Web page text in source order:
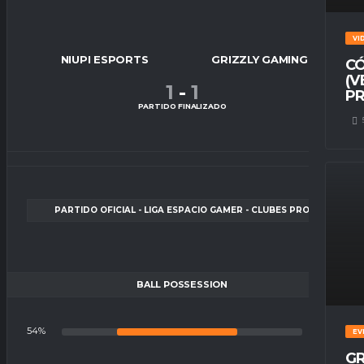
NIUPI ESPORTS GRIZZLY GAMING
1 - 1
PARTIDO FINALIZADO
PARTIDO OFICIAL - LIGA ESPACIO GAMER - CLUBES PRO
BALL POSSESSION
54%